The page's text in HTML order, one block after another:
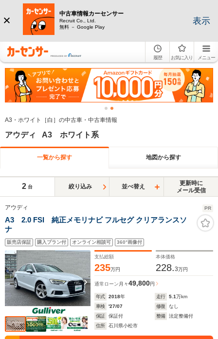
中古車情報カーセンサー
Recruit Co., Ltd.
無料 － Google Play
表示
履歴 お気に入り メニュー
A3・ホワイト［白］の中古車・中古車情報
アウディ A3 ホワイト系
一覧から探す 地図から探す
2 台 絞り込み 並べ替え
更新時に
メール受信
アウディ PR
A3 2.0 FSI 純正メモリナビ フルセグ クリアランスソ
ナ
販売店保証 購入プラン付 オンライン相談可 360°画像付
支払総額
235万円
本体価格
228.3万円
通常ローン 月々49,800円
年式 2018年 走行 5.1万km
車検
'27/07 修復
なし
保証
保証付 整備
法定整備付
住所
石川県小松市